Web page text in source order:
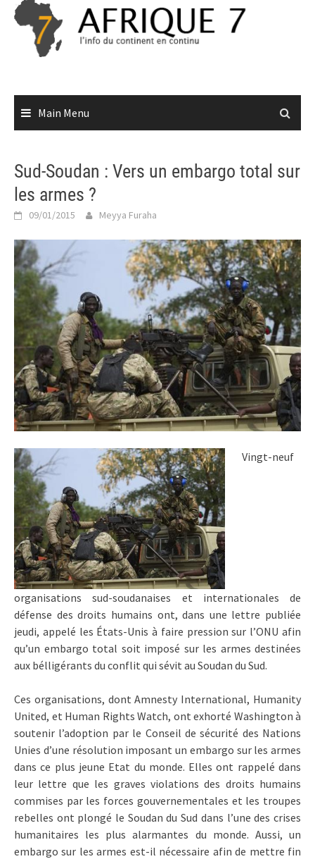
Skip
content
Main Menu
Sud-Soudan : Vers un embargo total sur
les armes ?
09/01/2015 Meyya Furaha
Vingt-neuf
organisations sud-soudanaises et internationales de
défense des droits humains ont, dans une lettre publiée
jeudi, appelé les États-Unis à faire pression sur l’ONU afin
qu’un embargo total soit imposé sur les armes destinées
aux bélligérants du conflit qui sévit au Soudan du Sud.
Ces organisations, dont Amnesty International, Humanity
United, et Human Rights Watch, ont exhorté Washington à
soutenir l’adoption par le Conseil de sécurité des Nations
Unies d’une résolution imposant un embargo sur les armes
dans ce plus jeune Etat du monde. Elles ont rappelé dans
leur lettre que les graves violations des droits humains
commises par les forces gouvernementales et les troupes
rebelles ont plongé le Soudan du Sud dans l’une des crises
humanitaires les plus alarmantes du monde. Aussi, un
embargo sur les armes est-il nécessaire afin de mettre fin